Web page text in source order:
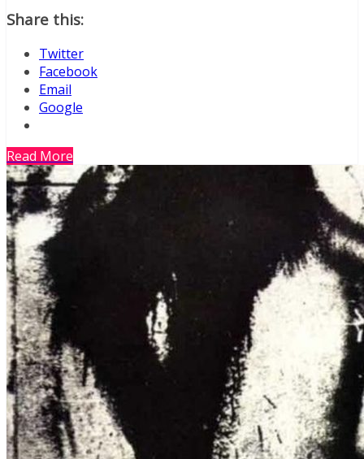
Share this:
Twitter
Facebook
Email
Google
Read More